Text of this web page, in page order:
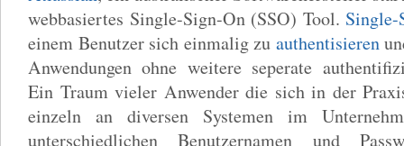
webbasiertes Single-Sign-On (SSO) Tool.
einem Benutzer sich einmalig zu authentisieren
Anwendungen ohne weitere seperate
Ein Traum vieler Anwender die sich in der
einzeln an diversen Systemen im
unterschiedlichen Benutzernamen und